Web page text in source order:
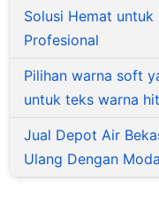
Solusi Hemat untuk
Profesional
Pilihan warna soft
untuk teks warna
Jual Depot Air
Ulang Dengan